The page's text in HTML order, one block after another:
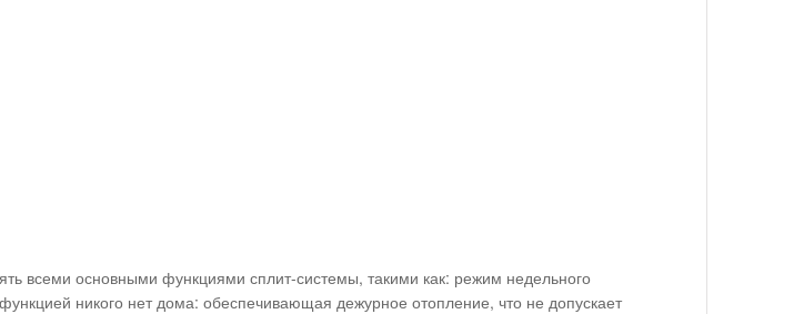
всеми основными функциями сплит-системы, такими как: режим недельного
никого нет дома: обеспечивающая дежурное отопление, что не допускает